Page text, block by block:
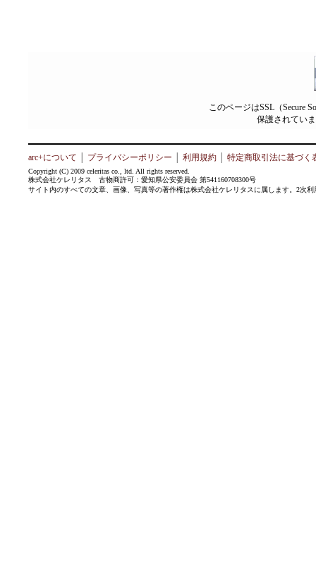
このページはSSL（Secure
保護されてい
arc+について プライバシーポリシー 利用規約 特定商取引法に基づく
Copyright (C) 2009 celeritas co., ltd. All rights reserved.
株式会社ケレリタス 古物商許可：愛知県公安委員会 第541160708300号
サイト内のすべての文章、画像、写真等の著作権は株式会社ケレリタスに属します。2次